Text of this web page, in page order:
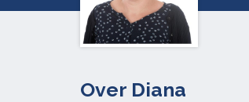
Over Diana